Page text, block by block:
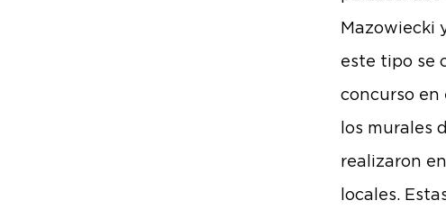
Mazowiecki
este tipo se
concurso en
los murales
realizaron
locales.